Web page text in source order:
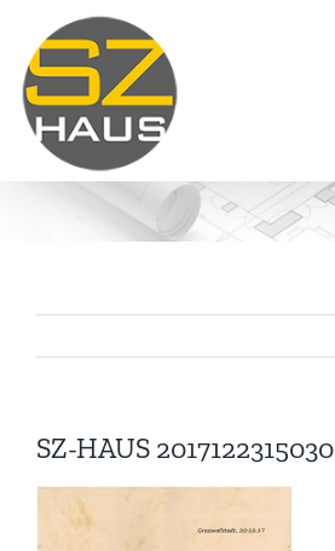
Inhalt
springen
SZ-HAUS 2017122315030